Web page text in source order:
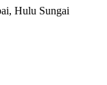
Hulu Sungai